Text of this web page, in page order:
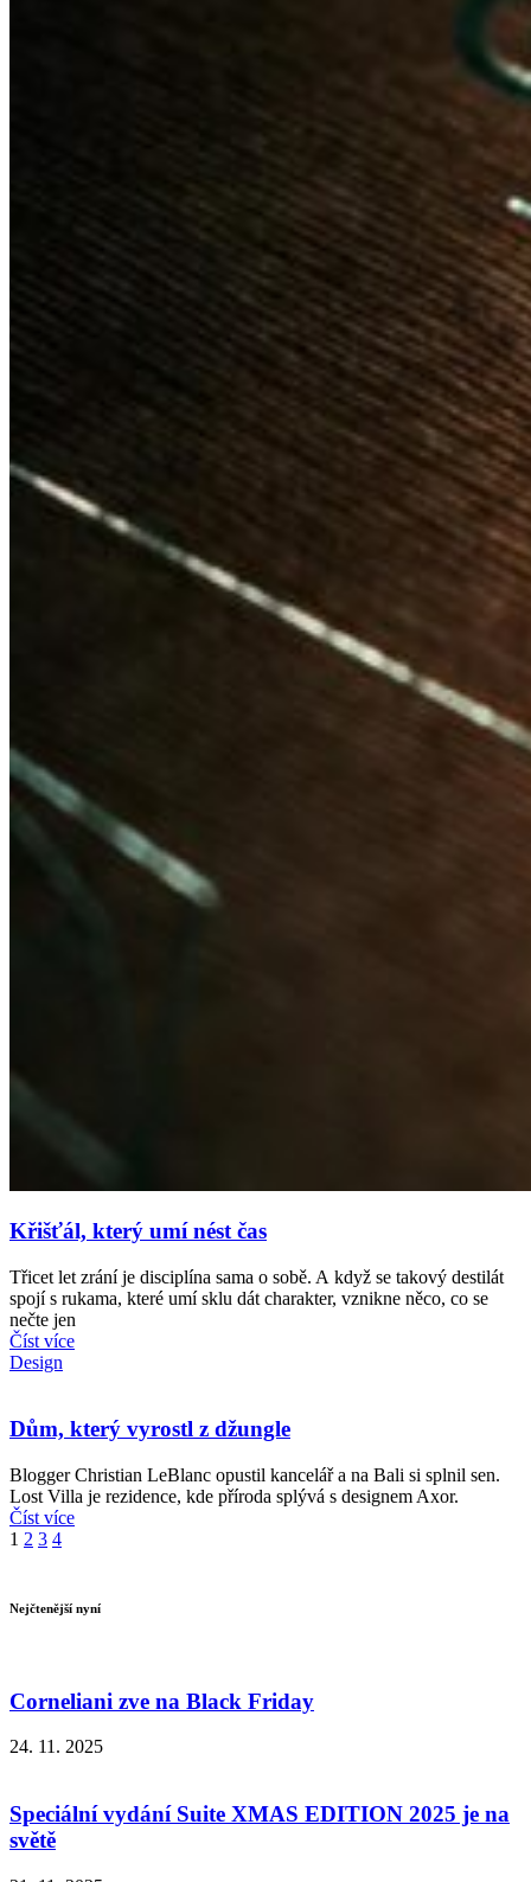
Křišťál, který umí nést čas
Třicet let zrání je disciplína sama o sobě. A když se takový destilát
spojí s rukama, které umí sklu dát charakter, vznikne něco, co se
nečte jen
Číst více
Design
Dům, který vyrostl z džungle
Blogger Christian LeBlanc opustil kancelář a na Bali si splnil sen.
Lost Villa je rezidence, kde příroda splývá s designem Axor.
Číst více
1 2 3 4
Nejčtenější nyní
Corneliani zve na Black Friday
24. 11. 2025
Speciální vydání Suite XMAS EDITION 2025 je na
světě